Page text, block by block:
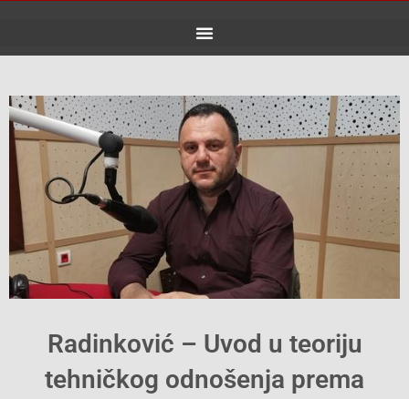
Radinković – Uvod u teoriju
tehničkog odnošenja prema